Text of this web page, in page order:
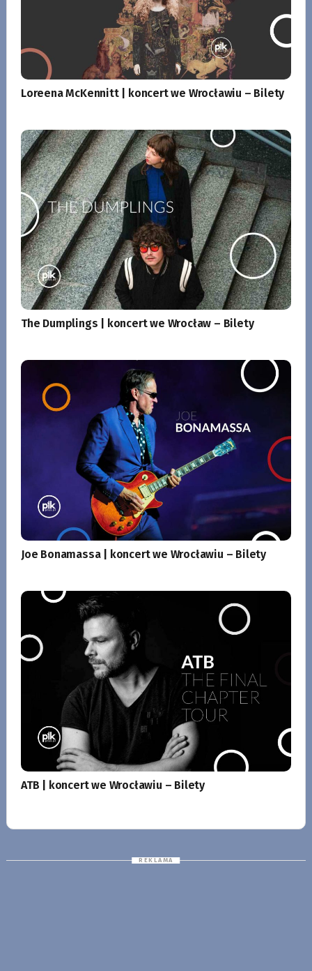
Loreena McKennitt | koncert we Wrocławiu – Bilety
The Dumplings | koncert we Wrocław – Bilety
Joe Bonamassa | koncert we Wrocławiu – Bilety
ATB | koncert we Wrocławiu – Bilety